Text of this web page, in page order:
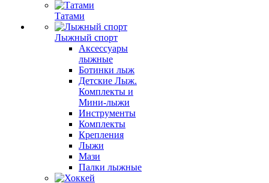
Татами
Лыжный спорт
Аксессуары
лыжные
Ботинки лыж
Детские Лыж.
Комплекты и
Мини-лыжи
Инструменты
Комплекты
Крепления
Лыжи
Мази
Палки лыжные